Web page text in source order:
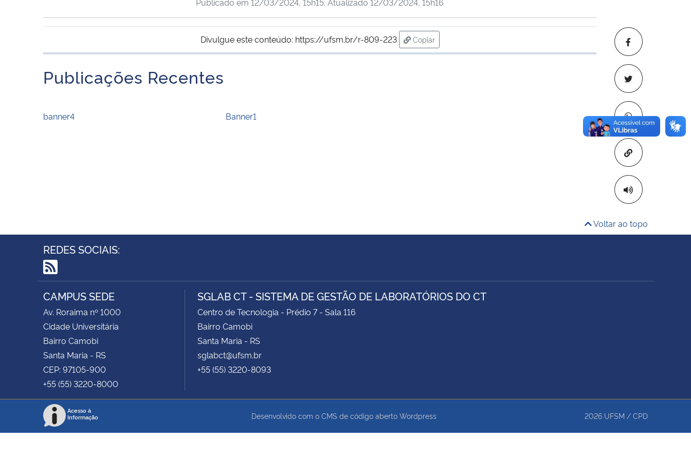
Copiar para
Divulgue este conteúdo: https://ufsm.br/r-809-223
Copiar
para área de transferência
Publicações Recentes
banner4 Banner1
Voltar ao topo
REDES SOCIAIS:
RSS
CAMPUS SEDE
Av. Roraima nº 1000
Cidade Universitária
Bairro Camobi
Santa Maria - RS
CEP: 97105-900
+55 (55) 3220-8000
SGLAB CT - SISTEMA DE GESTÃO DE LABORATÓRIOS DO CT
Centro de Tecnologia - Prédio 7 - Sala 116
Bairro Camobi
Santa Maria - RS
sglabct@ufsm.br
+55 (55) 3220-8093
Acesso à
Informação
Desenvolvido com o CMS de código aberto Wordpress 2026 UFSM / CPD